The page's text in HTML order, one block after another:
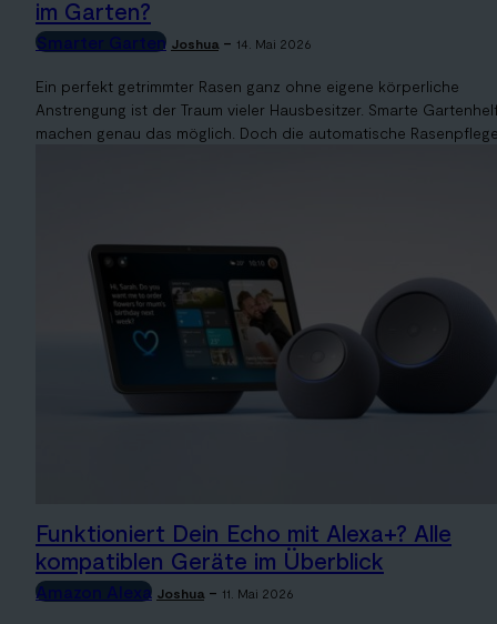
im Garten?
Smarter Garten Joshua - 14. Mai 2026
Ein perfekt getrimmter Rasen ganz ohne eigene körperliche
Anstrengung ist der Traum vieler Hausbesitzer. Smarte
machen genau das möglich. Doch die automatische
Funktioniert Dein Echo mit Alexa+? Alle
kompatiblen Geräte im Überblick
Amazon Alexa Joshua - 11. Mai 2026